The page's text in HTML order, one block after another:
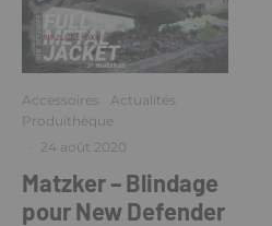
Accessoires
Actualités
Produithèque
· 24 août 2020
Matzker – Blindage
pour New Defender